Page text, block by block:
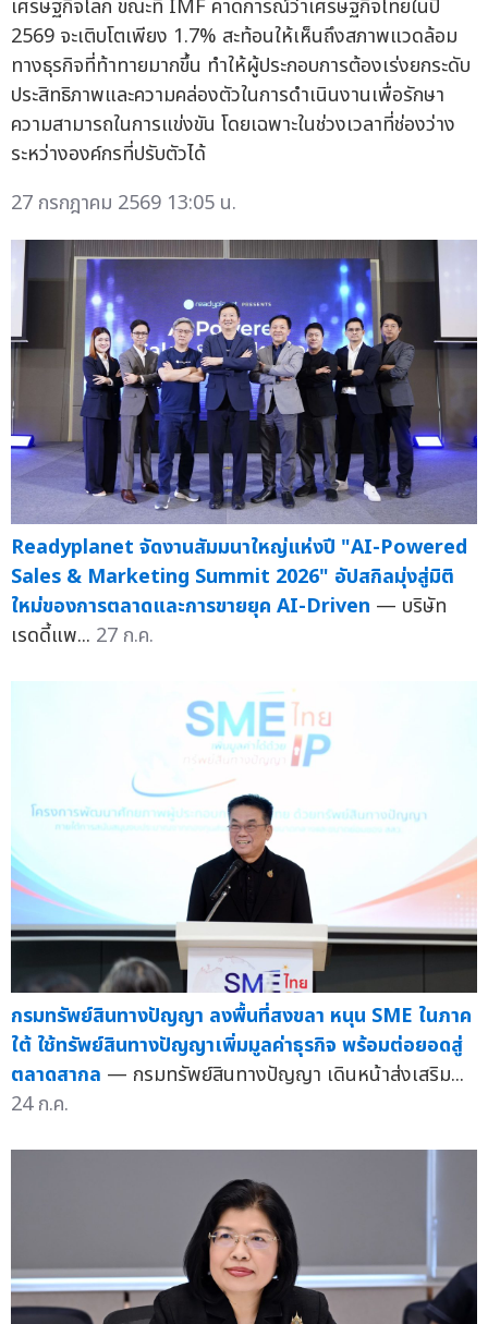
เศรษฐกิจโลก ขณะที่ IMF คาดการณ์ว่าเศรษฐกิจไทยในปี
2569 จะเติบโตเพียง 1.7% สะท้อนให้เห็นถึงสภาพแวดล้อม
ทางธุรกิจที่ท้าทายมากขึ้น ทำให้ผู้ประกอบการต้องเร่งยกระดับ
ประสิทธิภาพและความคล่องตัวในการดำเนินงานเพื่อรักษา
ความสามารถในการแข่งขัน โดยเฉพาะในช่วงเวลาที่ช่องว่าง
ระหว่างองค์กรที่ปรับตัวได้
27 กรกฎาคม 2569 13:05 น.
Readyplanet จัดงานสัมมนาใหญ่แห่งปี "AI-Powered
Sales & Marketing Summit 2026" อัปสกิลมุ่งสู่มิติ
ใหม่ของการตลาดและการขายยุค AI-Driven — บริษัท
เรดดี้แพ... 27 ก.ค.
กรมทรัพย์สินทางปัญญา ลงพื้นที่สงขลา หนุน SME ในภาค
ใต้ ใช้ทรัพย์สินทางปัญญาเพิ่มมูลค่าธุรกิจ พร้อมต่อยอดสู่
ตลาดสากล — กรมทรัพย์สินทางปัญญา เดินหน้าส่งเสริม...
24 ก.ค.